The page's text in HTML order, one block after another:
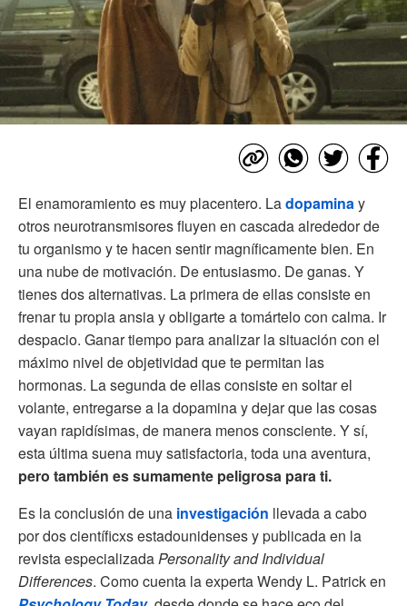
El enamoramiento es muy placentero. Ladopaminay
otros neurotransmisores fluyen en cascada alrededor de
tu organismo y te hacen sentir magníficamente bien. En
una nube de motivación. De entusiasmo. De ganas. Y
tienes dos alternativas. La primera de ellas consiste en
frenar tu propia ansia y obligarte a tomártelo con calma. Ir
despacio. Ganar tiempo para analizar la situación con el
máximo nivel de objetividad que te permitan las
hormonas. La segunda de ellas consiste en soltar el
volante, entregarse a la dopamina y dejar que las cosas
vayan rapidísimas, de manera menos consciente. Y sí,
esta última suena muy satisfactoria, toda una aventura,
pero también es sumamente peligrosa para ti.
Es la conclusión de una investigación llevada a cabo
por dos científicxs estadounidenses y publicada en la
revista especializadaPersonality and Individual
Differences. Como cuenta la experta Wendy L. Patrick en